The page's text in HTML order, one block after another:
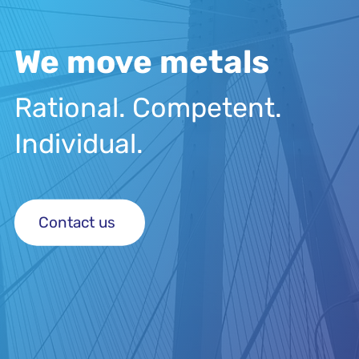
We move metals
Rational. Competent.
Individual.
Contact us